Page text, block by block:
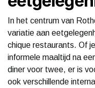
In het centrum van
variatie aan
chique restaurants. Of
informele maaltijd na
diner voor twee, er is
ook verschillende